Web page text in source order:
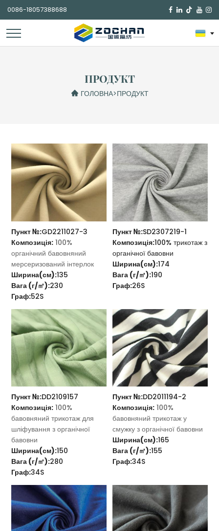
0086-18057388688 
ПРОДУКТ
ГОЛОВНА>ПРОДУКТ
Пункт №:GD2211027-3
Композиція: 100%
органічний бавовняний
мерсеризований інтерлок
Ширина(см):135
Вага (г/㎡):230
Граф:52S
Пункт №:SD2307219-1
Композиція:100% трикотаж з
органічної бавовни
Ширина(см):174
Вага (г/㎡):190
Граф:26S
Пункт №:DD2109157
Композиція: 100%
бавовняний трикотаж для
шліфування з органічної
бавовни
Ширина(см):150
Вага (г/㎡):280
Граф:34S
Пункт №:DD2011194-2
Композиція: 100%
бавовняний трикотаж у
смужку з органічної бавовни
Ширина(см):165
Вага (г/㎡):155
Граф:34S